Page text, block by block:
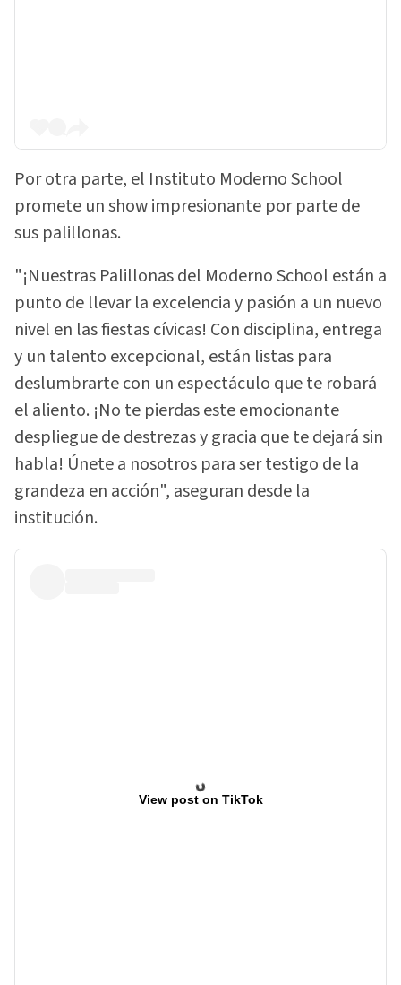
Por otra parte, el Instituto Moderno School
promete un show impresionante por parte de
sus palillonas.
"¡Nuestras Palillonas del Moderno School están a
punto de llevar la excelencia y pasión a un nuevo
nivel en las fiestas cívicas! Con disciplina, entrega
y un talento excepcional, están listas para
deslumbrarte con un espectáculo que te robará
el aliento. ¡No te pierdas este emocionante
despliegue de destrezas y gracia que te dejará sin
habla! Únete a nosotros para ser testigo de la
grandeza en acción", aseguran desde la
institución.
View post on TikTok